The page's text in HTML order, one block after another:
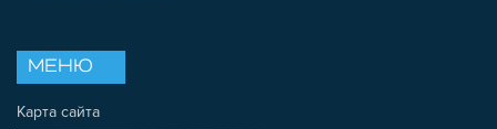
МЕНЮ
Карта сайта